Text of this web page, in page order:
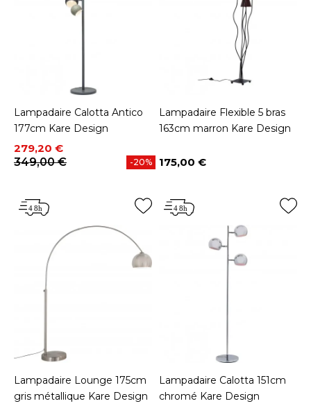
Lampadaire Calotta Antico
177cm Kare Design
Prix
279,20 €
Prix de base
349,00 €
-20%
Lampadaire Flexible 5 bras
163cm marron Kare Design
Prix
175,00 €
Lampadaire Lounge 175cm
gris métallique Kare Design
Lampadaire Calotta 151cm
chromé Kare Design